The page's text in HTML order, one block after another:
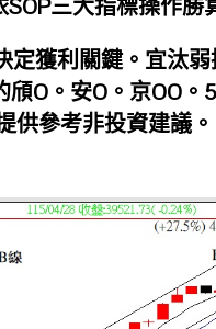
三大指標操作勝
獲利關鍵。宜汰
O。安O。京OO
供參考非投資建議。